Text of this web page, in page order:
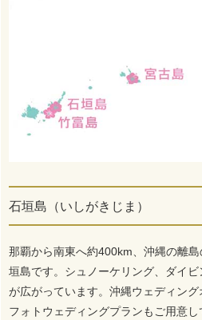
石垣島（いしがきじま）
那覇から南東へ約400km、沖縄の離
垣島です。シュノーケリング、ダイ
が広がっています。沖縄ウェディン
フォトウェディングプランもご用意